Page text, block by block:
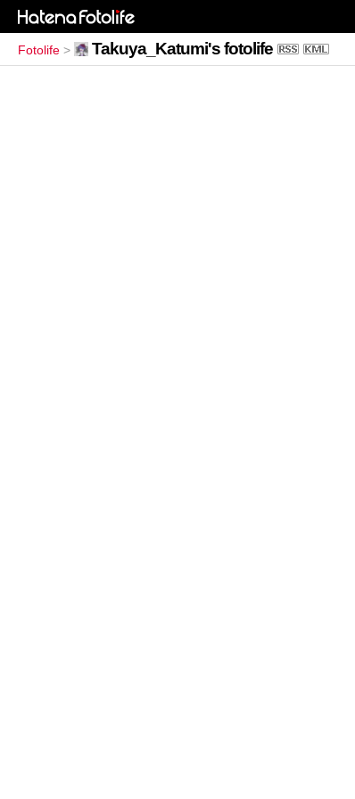
Fotolife > Takuya_Katumi's fotolife